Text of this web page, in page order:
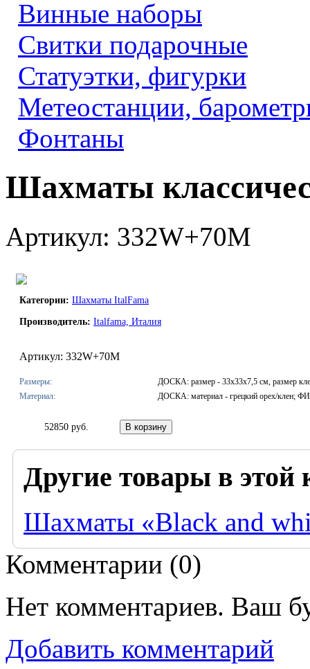
Винные наборы
Свитки подарочные
Статуэтки, фигурки
Метеостанции,
Фонтаны
Шахматы
Артикул: 332W+70M
Категории: Шахматы ItalFama
Производитель: Italfama, Италия
Артикул: 332W+70M
Размеры:
ДОСКА: размер - 33х33х7,5 см, размер
Материал:
ДОСКА: материал - грецкий орех/клен;
52850 руб.
Другие товары в этой
Шахматы «Black and
Комментарии (0)
Нет комментариев. Ваш
Добавить комментарий